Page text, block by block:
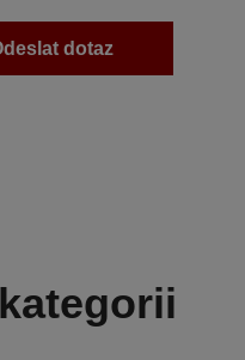
dotaz